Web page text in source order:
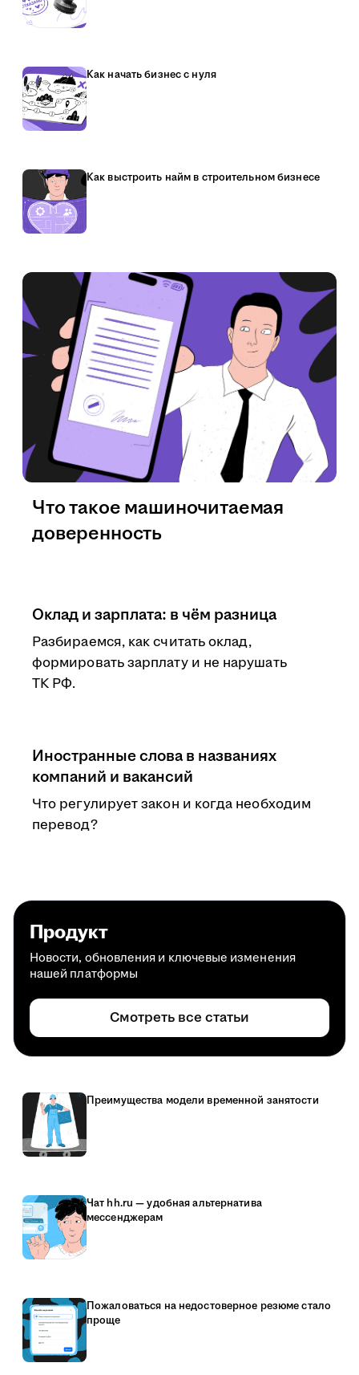
Как начать бизнес с нуля
Как выстроить найм в строительном бизнесе
Оклад и зарплата: в чём разница
Разбираемся, как считать оклад,
формировать зарплату и не нарушать
ТК РФ.
Иностранные слова в названиях
компаний и вакансий
Что регулирует закон и когда необходим
перевод?
Что такое машиночитаемая
доверенность
Продукт
Новости, обновления и ключевые изменения
нашей платформы
Смотреть все статьи
Преимущества модели временной занятости
Чат hh.ru — удобная альтернатива
мессенджерам
Пожаловаться на недостоверное резюме стало
проще